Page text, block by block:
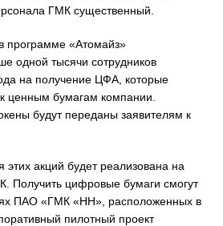
ГМК существенный.
программе «Атомайз»
одной тысячи сотрудников
на получение ЦФА, которые
ценным бумагам компании.
будут переданы заявителям к
акций будет реализована на
Получить цифровые бумаги смогут
ПАО «ГМК «НН», расположенных в
пилотный проект